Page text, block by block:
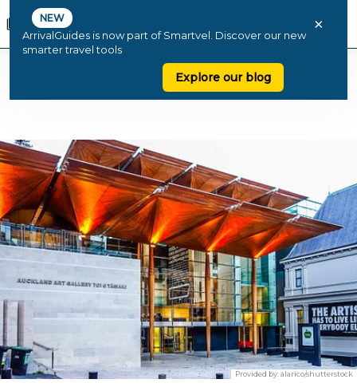
NEW
ArrivalGuides is now part of Smartvel. Discover our new
smarter travel tools
Explore our blog
×
Provided by:alarico/shutterstock